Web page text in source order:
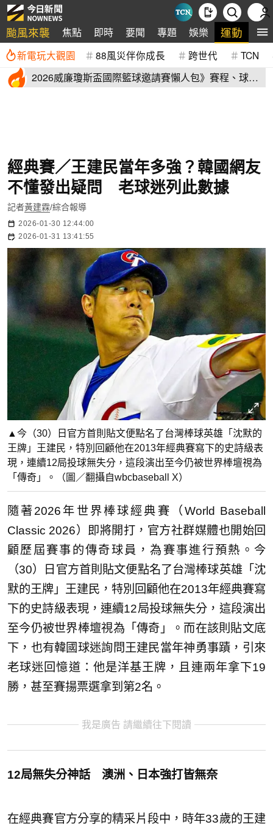
颱風來襲 焦點 即時 要聞 專題 娛樂 運動 全
新電玩大觀園 88風災伴你成長 跨世代 TCN
2026威廉瓊斯盃國際籃球邀請賽懶人包》賽程、球員
經典賽／王建民當年多強？韓國網友
不懂發出疑問 老球迷列此數據
記者黃建霖/綜合報導
2026-01-30 12:44:00
2026-01-31 13:41:55
▲今（30）日官方首則貼文便點名了台灣棒球英雄「沈默的
王牌」王建民，特別回顧他在2013年經典賽寫下的史詩級表
現，連續12局投球無失分，這段演出至今仍被世界棒壇視為
「傳奇」。（圖／翻攝自wbcbaseball X）
隨著2026年世界棒球經典賽（World Baseball
Classic 2026）即將開打，官方社群媒體也開始回
顧歷屆賽事的傳奇球員，為賽事進行預熱。今
（30）日官方首則貼文便點名了台灣棒球英雄「沈
默的王牌」王建民，特別回顧他在2013年經典賽寫
下的史詩級表現，連續12局投球無失分，這段演出
至今仍被世界棒壇視為「傳奇」。而在該則貼文底
下，也有韓國球迷詢問王建民當年神勇事蹟，引來
老球迷回憶道：他是洋基王牌，且連兩年拿下19
勝，甚至賽揚票選拿到第2名。
我是廣告 請繼續往下閱讀
12局無失分神話 澳洲、日本強打皆無奈
在經典賽官方分享的精采片段中，時年33歲的王建